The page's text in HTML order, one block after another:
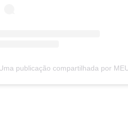
publicação compartilhada por